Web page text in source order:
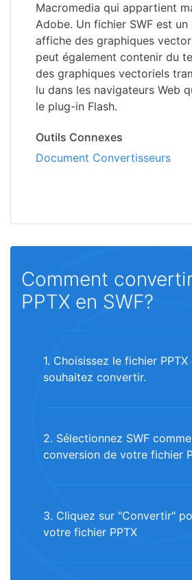
Macromedia qui appartient
Adobe. Un fichier SWF est
affiche des graphiques
peut également contenir du
des graphiques vectoriels
lu dans les navigateurs Web
le plug-in Flash.
Outils Connexes
Document Convertisseurs
Comment
PPTX en SWF?
1. Choisissez le fichier
souhaitez convertir.
2. Sélectionnez SWF
conversion de votre fichier
3. Cliquez sur "Convertir"
votre fichier PPTX